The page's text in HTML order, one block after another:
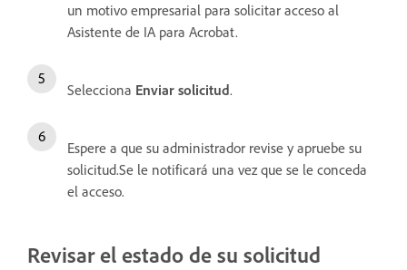
un motivo empresarial para solicitar acceso al
Asistente de IA para Acrobat.
Selecciona Enviar solicitud.
Espere a que su administrador revise y apruebe su
solicitud.Se le notificará una vez que se le conceda
el acceso.
Revisar el estado de su solicitud